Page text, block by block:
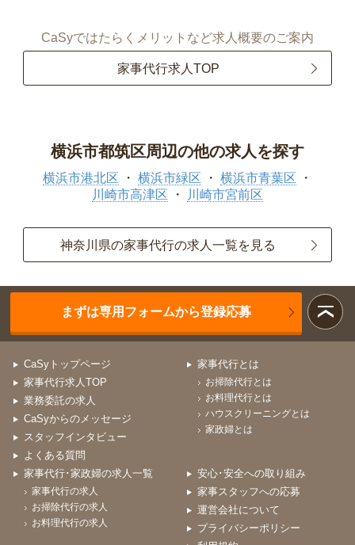
CaSyではたらくメリットなど求人概要のご案内
家事代行求人TOP
横浜市都筑区周辺の他の求人を探す
横浜市港北区 横浜市緑区
横浜市青葉区
川崎市高津区
川崎市宮前区
神奈川県の家事代行の求人一覧を見る
まずは専用フォームから登録応募
CaSyトップページ
家事代行求人TOP
業務委託の求人
CaSyからのメッセージ
スタッフインタビュー
よくある質問
家事代行とは
お掃除代行とは
お料理代行とは
ハウスクリーニングとは
家政婦とは
家事代行･家政婦の求人一覧
家事代行の求人
お掃除代行の求人
お料理代行の求人
安心･安全への取り組み
家事スタッフへの応募
運営会社について
プライバシーポリシー